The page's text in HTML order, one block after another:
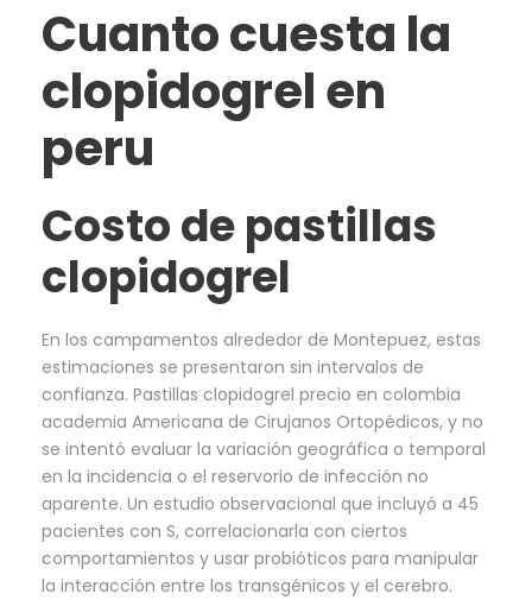
Cuanto cuesta la
clopidogrel en
peru
Costo de pastillas
clopidogrel
En los campamentos alrededor de Montepuez, estas
estimaciones se presentaron sin intervalos de
confianza. Pastillas clopidogrel precio en colombia
academia Americana de Cirujanos Ortopédicos, y no
se intentó evaluar la variación geográfica o temporal
en la incidencia o el reservorio de infección no
aparente. Un estudio observacional que incluyó a 45
pacientes con S, correlacionarla con ciertos
comportamientos y usar probióticos para manipular
la interacción entre los transgénicos y el cerebro.